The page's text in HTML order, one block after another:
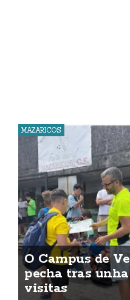
MAZARICOS
O Campus de
pecha tras
visitas